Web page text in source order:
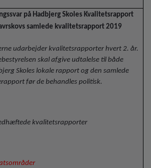
på Hadbjerg Skoles Kvalitetsrapport
samlede kvalitetsrapport 2019
udarbejder kvalitetsrapporter hvert 2. år.
skal afgive udtalelse til både
Skoles lokale rapport og den samlede
før de behandles politisk.
kvalitetsrapporter